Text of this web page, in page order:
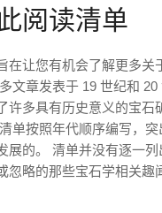
阅读清单
在让您有机会了解更多关
文章发表于 19 世纪和
许多具有历史意义的宝石
单按照年代顺序编写，
展的。 清单并没有逐一
忽略的那些宝石学相关趣